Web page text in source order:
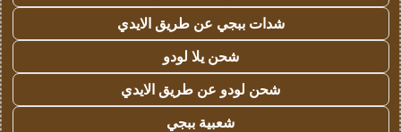
شدات ببجي عن طريق الايدي
شحن يلا لودو
شحن لودو عن طريق الايدي
شعبية ببجي